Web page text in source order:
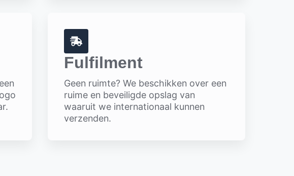
Fulfilment
Geen ruimte? We beschikken over een
ruime en beveiligde opslag van
waaruit we internationaal kunnen
verzenden.